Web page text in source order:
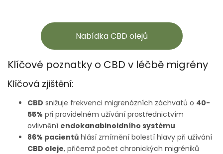
Nabídka CBD olejů
Klíčové poznatky o CBD v léčbě migrény
Klíčová zjištění:
CBD snižuje frekvenci migrenózních záchvatů o 40-
55% při pravidelném užívání prostřednictvím
ovlivnění endokanabinoidního systému
86% pacientů hlásí zmírnění bolestí hlavy při užívání
CBD oleje, přičemž počet chronických migréniků